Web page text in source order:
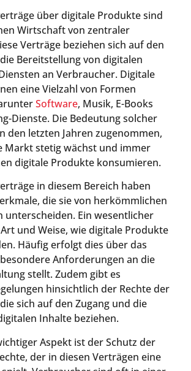
über digitale Produkte sind
Wirtschaft von zentraler
Verträge beziehen sich auf den
Bereitstellung von digitalen
an Verbraucher. Digitale
eine Vielzahl von Formen
Software, Musik, E-Books
Dienste. Die Bedeutung solcher
den letzten Jahren zugenommen,
Markt stetig wächst und immer
digitale Produkte konsumieren.
in diesem Bereich haben
die sie von herkömmlichen
unterscheiden. Ein wesentlicher
und Weise, wie digitale Produkte
Häufig erfolgt dies über das
Anforderungen an die
stellt. Zudem gibt es
hinsichtlich der Rechte der
sich auf den Zugang und die
Inhalte beziehen.
Aspekt ist der Schutz der
der in diesen Verträgen eine